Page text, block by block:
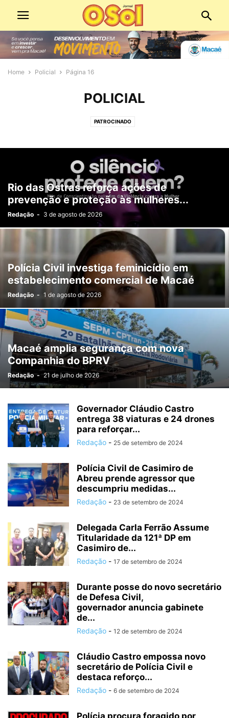
Home Policial Página 16
POLICIAL
PATROCINADO
Rio das Ostras reforça ações de
prevenção e proteção às mulheres...
Redação - 3 de agosto de 2026
Polícia Civil investiga feminicídio em
estabelecimento comercial de Macaé
Redação - 1 de agosto de 2026
Macaé amplia segurança com nova
Companhia do BPRV
Redação - 21 de julho de 2026
Governador Cláudio Castro
entrega 38 viaturas e 24 drones
para reforçar...
Redação - 25 de setembro de 2024
Polícia Civil de Casimiro de
Abreu prende agressor que
descumpriu medidas...
Redação - 23 de setembro de 2024
Delegada Carla Ferrão Assume
Titularidade da 121ª DP em
Casimiro de...
Redação - 17 de setembro de 2024
Durante posse do novo secretário
de Defesa Civil,
governador anuncia gabinete
de...
Redação - 12 de setembro de 2024
Cláudio Castro empossa novo
secretário de Polícia Civil e
destaca reforço...
Redação - 6 de setembro de 2024